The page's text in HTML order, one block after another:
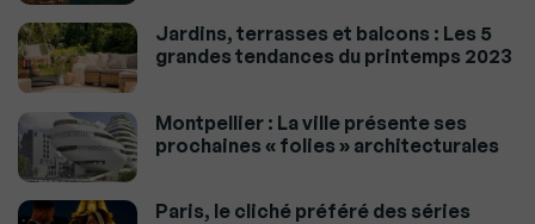
Jardins, terrasses et balcons : Les 5
grandes tendances du printemps 2023
Montpellier : La ville présente ses
prochaines « folies » architecturales
Paris, le cliché préféré des séries